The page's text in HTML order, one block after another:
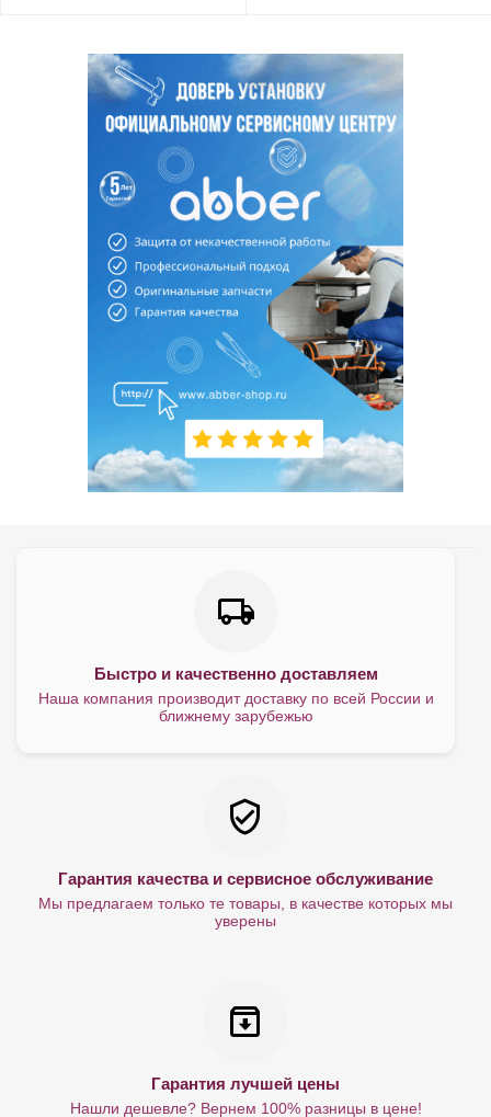
Быстро и качественно доставляем
Наша компания производит доставку по всей России и
ближнему зарубежью
Гарантия качества и сервисное обслуживание
Мы предлагаем только те товары, в качестве которых мы
уверены
Гарантия лучшей цены
Нашли дешевле? Вернем 100% разницы в цене!